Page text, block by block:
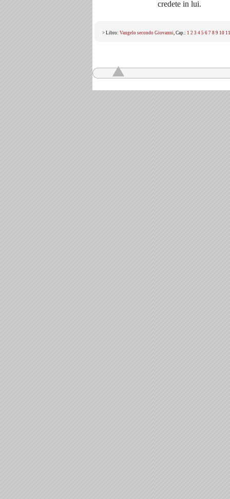
credete in lui.
> Libro: Vangelo secondo Giovanni, Cap.: 1 2 3 4 5 6 7 8 9 10 11